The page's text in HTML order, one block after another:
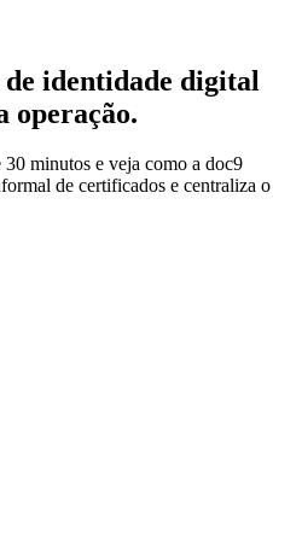
identidade digital
operação.
minutos e veja como a doc9
de certificados e centraliza o